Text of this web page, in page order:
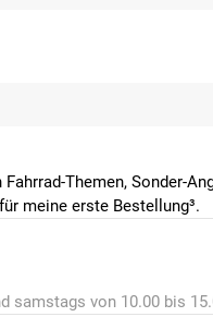
Themen, Sonder-
meine erste Bestellung³.
samstags von 10.00 bis